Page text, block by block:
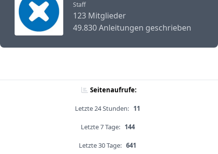
Staff
123 Mitglieder
49.830 Anleitungen geschrieben
Seitenaufrufe:
Letzte 24 Stunden: 11
Letzte 7 Tage: 144
Letzte 30 Tage: 641